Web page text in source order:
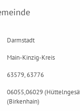
Darmstadt
Main-Kinzig-Kreis
63579, 63776
06055,06029
(Birkenhain)